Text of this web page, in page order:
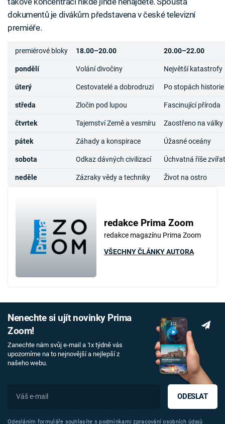
dokumentů je divákům představena v české televizní
premiéře.
premiérové bloky 18.00–20.00 20.00–22.00
pondělí Volání divočiny Největší katastrofy
úterý Cestovatelé a dobrodruzi Po stopách historie
středa Zločin pod lupou Fascinující příroda
čtvrtek Tajemství Země a vesmíru Zaostřeno na války
pátek Záhady a konspirace Úžasné oceány
sobota Odkaz dávných civilizací Úchvatná říše zvířat
neděle Zázraky vědy a techniky Život na ostro
redakce Prima Zoom
redakce magazínu Prima Zoom
VŠECHNY ČLÁNKY AUTORA
Nenechte si ujít novinky Prima
Zoom!
Zanechte nám svůj e-mail a 1x týdně vás
upozorníme na to nejnovější a nejlepší z
našeho webu.
ODESLAT
Odesláním formuláře souhlasíte spodmínkami zpracování osobních údajů